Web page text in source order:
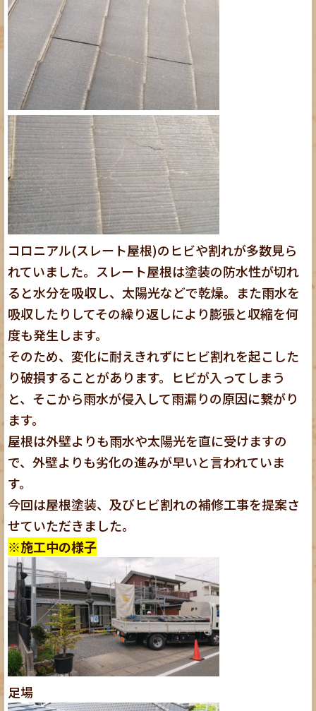
コロニアル(スレート屋根)のヒビや割れが多数見ら
れていました。スレート屋根は塗装の防水性が切れ
ると水分を吸収し、太陽光などで乾燥。また雨水を
吸収したりしてその繰り返しにより膨張と収縮を何
度も発生します。
そのため、変化に耐えきれずにヒビ割れを起こした
り破損することがあります。ヒビが入ってしまう
と、そこから雨水が侵入して雨漏りの原因に繋がり
ます。
屋根は外壁よりも雨水や太陽光を直に受けますの
で、外壁よりも劣化の進みが早いと言われていま
す。
今回は屋根塗装、及びヒビ割れの補修工事を提案さ
せていただきました。
※施工中の様子
足場